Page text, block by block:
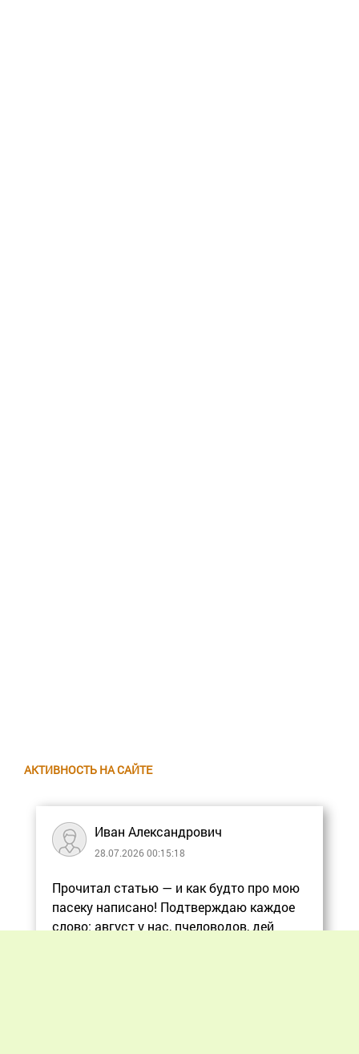
АКТИВНОСТЬ НА САЙТЕ
Иван Александрович
28.07.2026 00:15:18
Прочитал статью — и как будто про мою
пасеку написано! Подтверждаю каждое
слово: август у нас, пчеловодов, дей